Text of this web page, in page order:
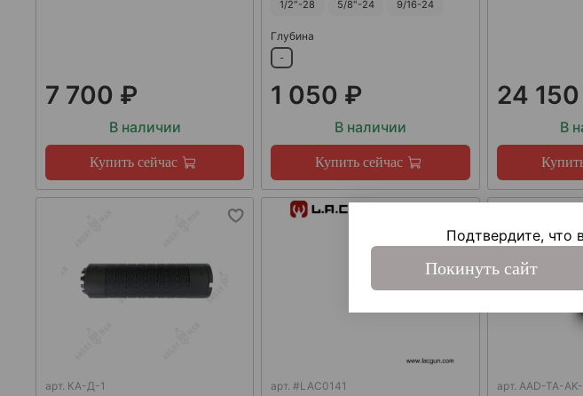
7 700 ₽
В наличии
Купить сейчас
1/2"-28 5/8"-24 9/16-24
Глубина
-
1 050 ₽
В наличии
Купить сейчас
24
В
арт. КА-Д-1 арт.#LAC0141 арт. AAD-TA-
Подтвердите, что
Покинуть сайт